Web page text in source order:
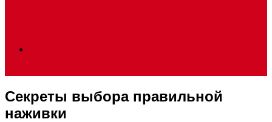
for
Секреты выбора правильной
наживки